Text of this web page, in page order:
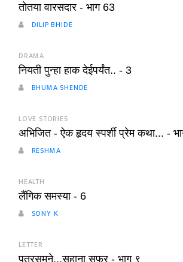
तोतया वारसदार - भाग 63
DILIP BHIDE
DRAMA
नियती पुन्हा हाक देईपर्यंत.. - 3
BHUMA SHENDE
LOVE STORIES
अभिजित - ऐक हृदय स्पर्शी प्रेम कथा... -
RESHMA
HEALTH
लैंगिक समस्या - 6
SONY K
LETTER
पत्रसुमने...सुहाना सफर - भाग ९